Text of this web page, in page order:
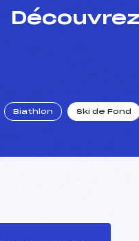
Biathlon Ski de Fond